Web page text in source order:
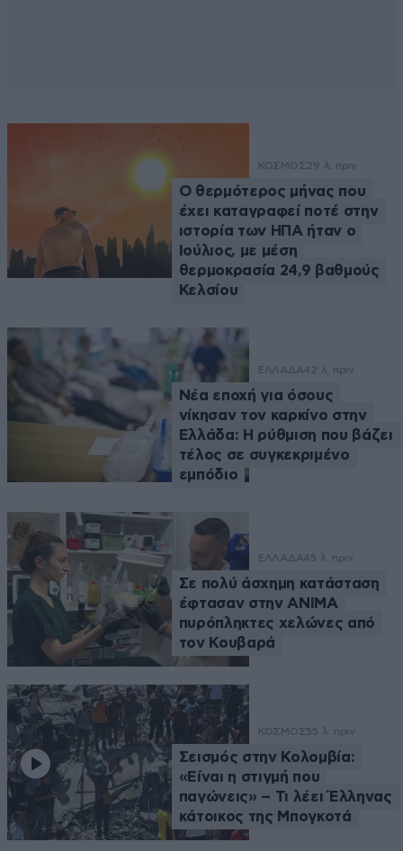
ΚΟΣΜΟΣ29 λ. πριν
Ο θερμότερος μήνας που
έχει καταγραφεί ποτέ στην
ιστορία των ΗΠΑ ήταν ο
Ιούλιος, με μέση
θερμοκρασία 24,9 βαθμούς
Κελσίου
ΕΛΛΑΔΑ42 λ. πριν
Νέα εποχή για όσους
νίκησαν τον καρκίνο στην
Ελλάδα: Η ρύθμιση που βάζει
τέλος σε συγκεκριμένο
εμπόδιο
ΕΛΛΑΔΑ45 λ. πριν
Σε πολύ άσχημη κατάσταση
έφτασαν στην ΑΝΙΜΑ
πυρόπληκτες χελώνες από
τον Κουβαρά
ΚΟΣΜΟΣ55 λ. πριν
Σεισμός στην Κολομβία:
«Είναι η στιγμή που
παγώνεις» – Τι λέει Έλληνας
κάτοικος της Μπογκοτά